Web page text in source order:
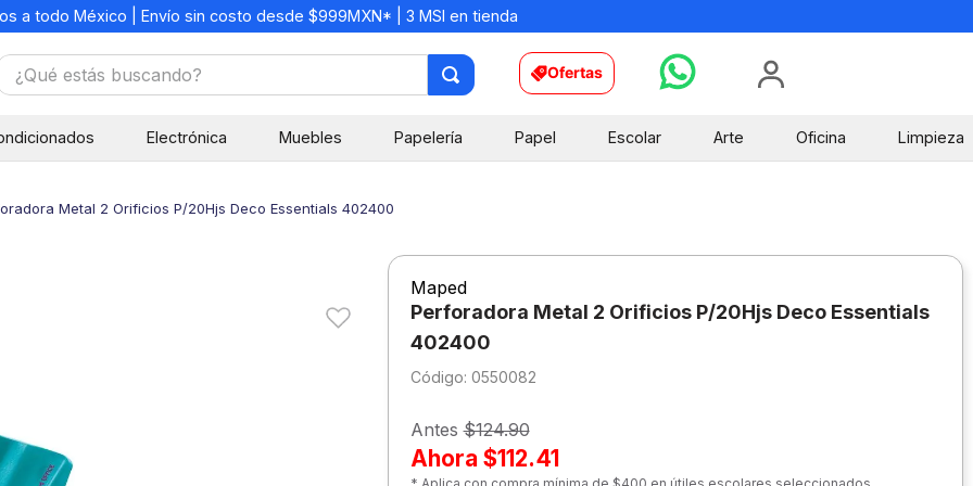
a todo México | Envío sin costo desde $999MXN* | 3 MSI en tienda
estás buscando? Ofertas
Electrónica Muebles Papelería Papel Escolar Arte Oficina Limpieza
Metal 2 Orificios P/20Hjs Deco Essentials 402400
Maped
Perforadora Metal 2 Orificios P/20Hjs Deco Essentials
402400
: 0550082
Antes$124.90
Ahora $112.41
9
escritorio